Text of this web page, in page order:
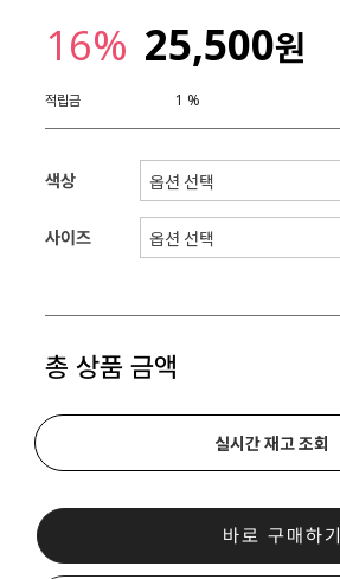
16% 25,500원
적립금 1 %
색상
사이즈
총 상품 금액
실시간 재고 조회
바로 구매하기